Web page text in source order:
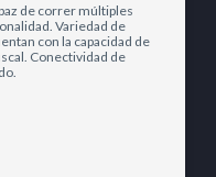
de correr múltiples
Variedad de
con la capacidad de
Conectividad de